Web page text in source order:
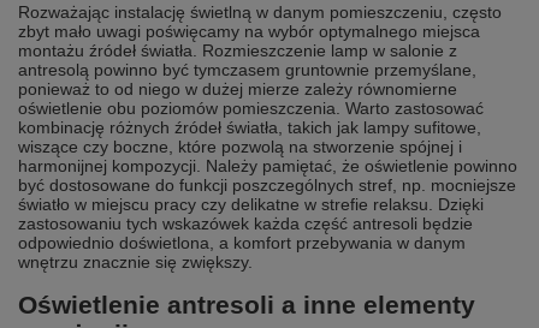
Rozważając instalację świetlną w danym pomieszczeniu, często
zbyt mało uwagi poświęcamy na wybór optymalnego miejsca
montażu źródeł światła. Rozmieszczenie lamp w salonie z
antresolą powinno być tymczasem gruntownie przemyślane,
ponieważ to od niego w dużej mierze zależy równomierne
oświetlenie obu poziomów pomieszczenia. Warto zastosować
kombinację różnych źródeł światła, takich jak lampy sufitowe,
wiszące czy boczne, które pozwolą na stworzenie spójnej i
harmonijnej kompozycji. Należy pamiętać, że oświetlenie powinno
być dostosowane do funkcji poszczególnych stref, np. mocniejsze
światło w miejscu pracy czy delikatne w strefie relaksu. Dzięki
zastosowaniu tych wskazówek każda część antresoli będzie
odpowiednio doświetlona, a komfort przebywania w danym
wnętrzu znacznie się zwiększy.
Oświetlenie antresoli a inne elementy